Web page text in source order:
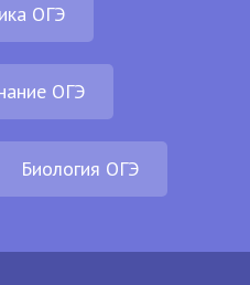
ОГЭ
ОГЭ
Биология ОГЭ